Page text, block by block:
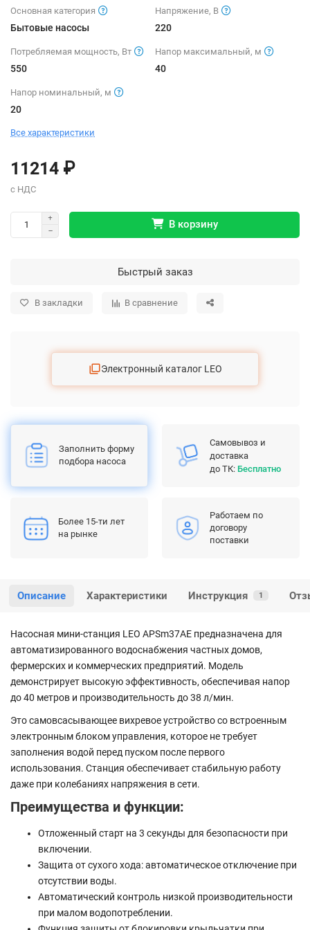
Основная категория
Бытовые насосы
Напряжение, В
220
Потребляемая мощность, Вт
550
Напор максимальный, м
40
Напор номинальный, м
20
Все характеристики
11214 ₽
В корзину
Быстрый заказ
В закладки В сравнение
Электронный каталог LEO
Заполнить форму
подбора насоса
Самовывоз и
доставка
до ТК: Бесплатно
Более 15-ти лет
на рынке
Работаем по
договору
поставки
Описание Характеристики Инструкция 1
Насосная мини-станция LEO APSm37AE предназначена для
автоматизированного водоснабжения частных домов,
фермерских и коммерческих предприятий. Модель
демонстрирует высокую эффективность, обеспечивая напор
до 40 метров и производительность до 38 л/мин.
Это самовсасывающее вихревое устройство со встроенным
электронным блоком управления, которое не требует
заполнения водой перед пуском после первого
использования. Станция обеспечивает стабильную работу
даже при колебаниях напряжения в сети.
Преимущества и функции:
Отложенный старт на 3 секунды для безопасности при
включении.
Защита от сухого хода: автоматическое отключение при
отсутствии воды.
Автоматический контроль низкой производительности
при малом водопотреблении.